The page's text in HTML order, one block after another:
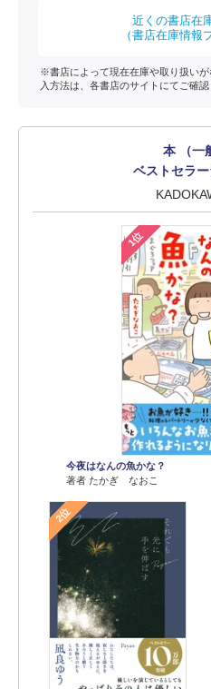
近くの書店在
（書店在庫情報
※書店によって現在在庫や取り扱い
入方法は、各書店のサイトにてご確認
本 （一
ベストセラ
1位
今夜はなんの魚かな？
著者 たかぎ なおこ
2位